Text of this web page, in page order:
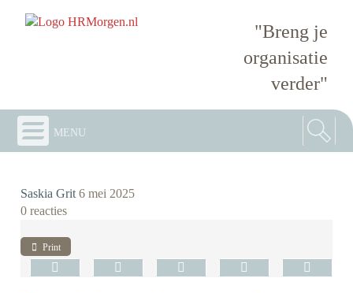
"Breng je
organisatie
verder"
menu
Saskia Grit 6 mei 2025
0 reacties
Print